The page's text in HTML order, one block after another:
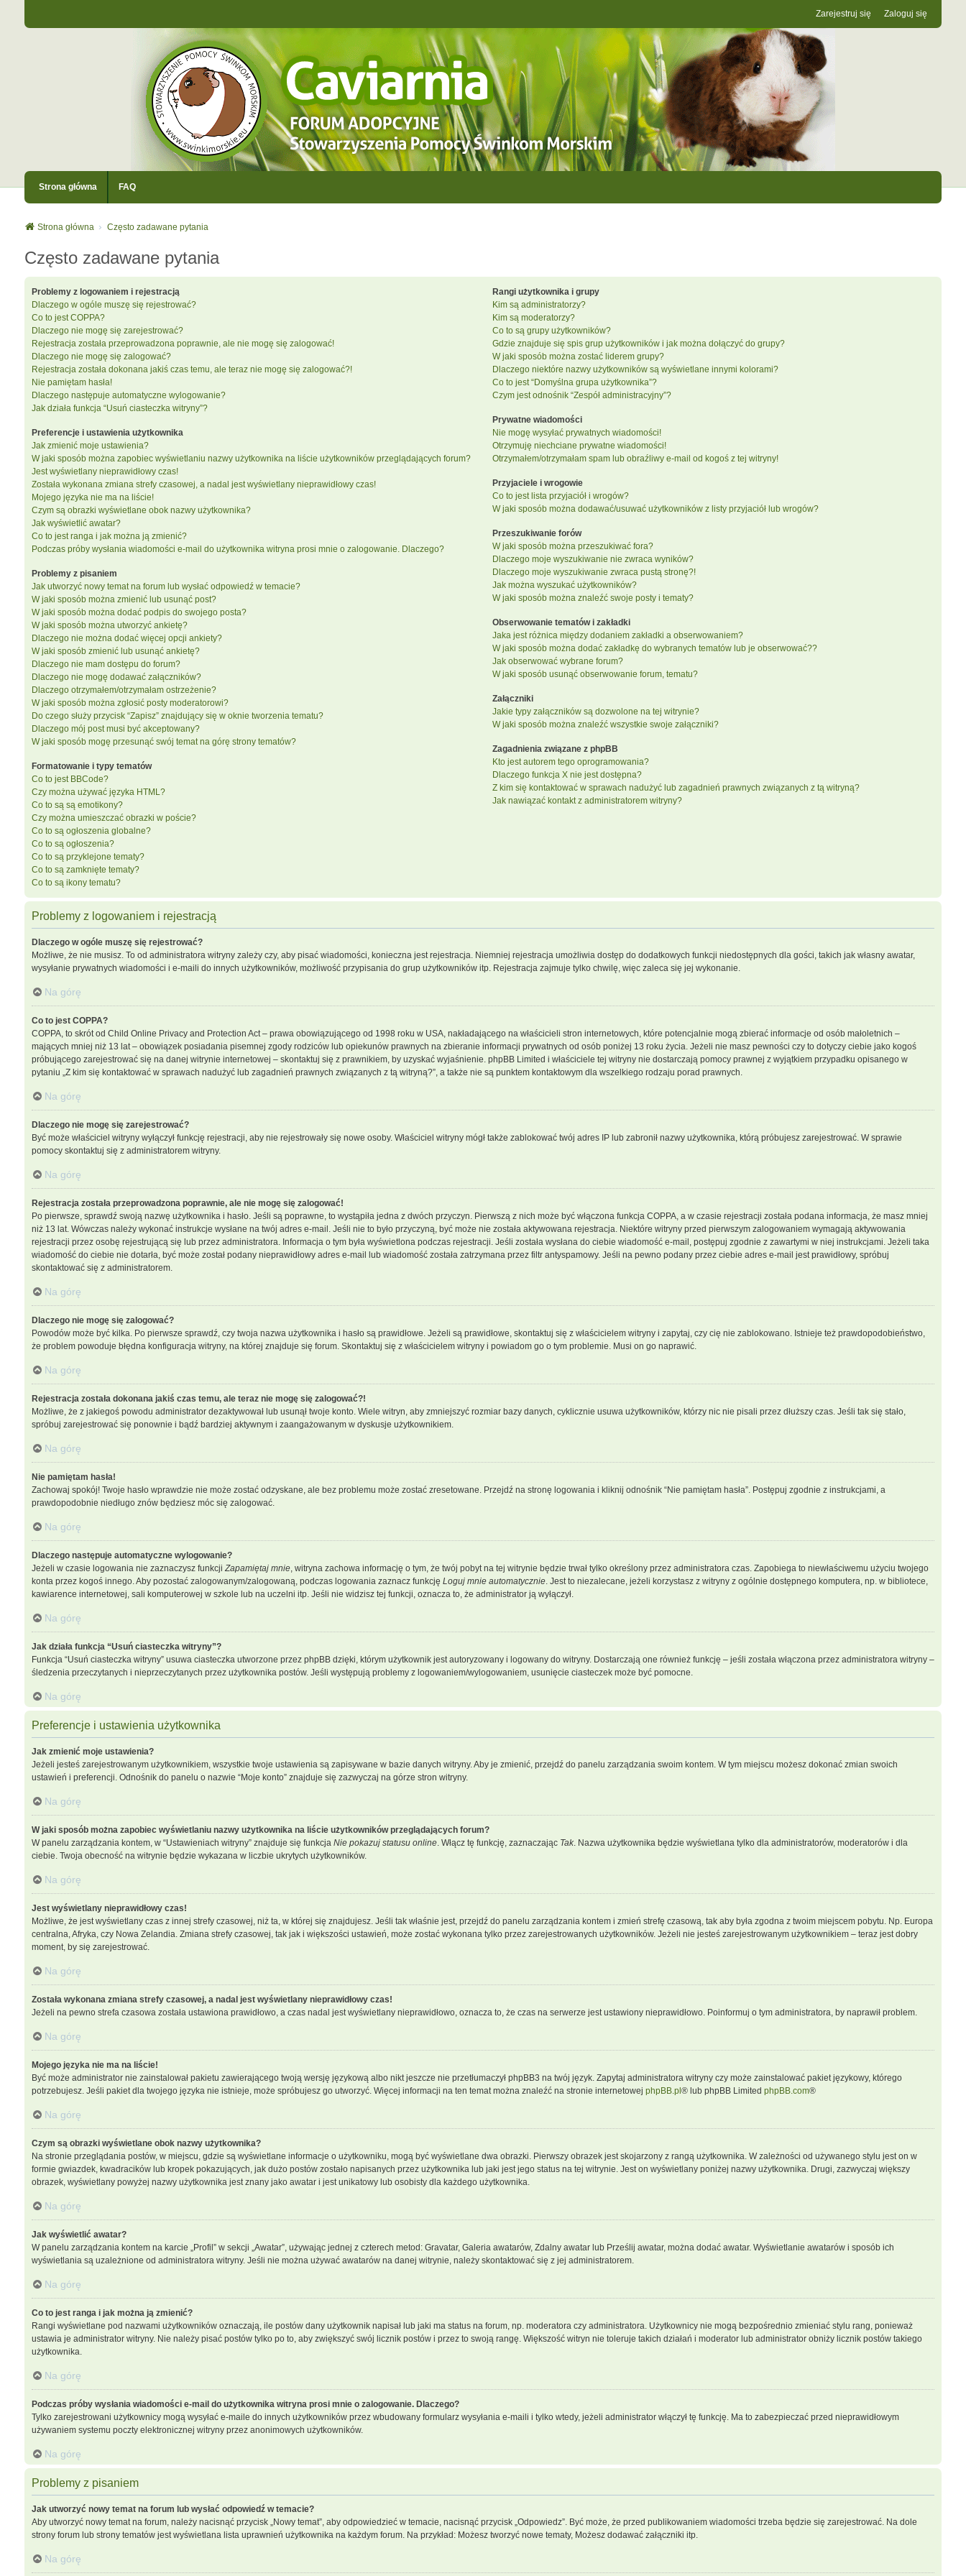
Zaloguj się
Zarejestruj się
Strona główna FAQ
Strona główna Często zadawane pytania
Często zadawane pytania
Problemy z logowaniem i rejestracją
Dlaczego w ogóle muszę się rejestrować?
Co to jest COPPA?
Dlaczego nie mogę się zarejestrować?
Rejestracja została przeprowadzona poprawnie, ale nie mogę się zalogować!
Dlaczego nie mogę się zalogować?
Rejestracja została dokonana jakiś czas temu, ale teraz nie mogę się zalogować?!
Nie pamiętam hasła!
Dlaczego następuje automatyczne wylogowanie?
Jak działa funkcja “Usuń ciasteczka witryny”?
Preferencje i ustawienia użytkownika
Jak zmienić moje ustawienia?
W jaki sposób można zapobiec wyświetlaniu nazwy użytkownika na liście użytkowników przeglądających forum?
Jest wyświetlany nieprawidłowy czas!
Została wykonana zmiana strefy czasowej, a nadal jest wyświetlany nieprawidłowy czas!
Mojego języka nie ma na liście!
Czym są obrazki wyświetlane obok nazwy użytkownika?
Jak wyświetlić awatar?
Co to jest ranga i jak można ją zmienić?
Podczas próby wysłania wiadomości e-mail do użytkownika witryna prosi mnie o zalogowanie. Dlaczego?
Problemy z pisaniem
Jak utworzyć nowy temat na forum lub wysłać odpowiedź w temacie?
W jaki sposób można zmienić lub usunąć post?
W jaki sposób można dodać podpis do swojego posta?
W jaki sposób można utworzyć ankietę?
Dlaczego nie można dodać więcej opcji ankiety?
W jaki sposób zmienić lub usunąć ankietę?
Dlaczego nie mam dostępu do forum?
Dlaczego nie mogę dodawać załączników?
Dlaczego otrzymałem/otrzymałam ostrzeżenie?
W jaki sposób można zgłosić posty moderatorowi?
Do czego służy przycisk “Zapisz” znajdujący się w oknie tworzenia tematu?
Dlaczego mój post musi być akceptowany?
W jaki sposób mogę przesunąć swój temat na górę strony tematów?
Formatowanie i typy tematów
Co to jest BBCode?
Czy można używać języka HTML?
Co to są są emotikony?
Czy można umieszczać obrazki w poście?
Co to są ogłoszenia globalne?
Co to są ogłoszenia?
Co to są przyklejone tematy?
Co to są zamknięte tematy?
Co to są ikony tematu?
Rangi użytkownika i grupy
Kim są administratorzy?
Kim są moderatorzy?
Co to są grupy użytkowników?
Gdzie znajduje się spis grup użytkowników i jak można dołączyć do grupy?
W jaki sposób można zostać liderem grupy?
Dlaczego niektóre nazwy użytkowników są wyświetlane innymi kolorami?
Co to jest “Domyślna grupa użytkownika”?
Czym jest odnośnik “Zespół administracyjny”?
Prywatne wiadomości
Nie mogę wysyłać prywatnych wiadomości!
Otrzymuję niechciane prywatne wiadomości!
Otrzymałem/otrzymałam spam lub obraźliwy e-mail od kogoś z tej witryny!
Przyjaciele i wrogowie
Co to jest lista przyjaciół i wrogów?
W jaki sposób można dodawać/usuwać użytkowników z listy przyjaciół lub wrogów?
Przeszukiwanie forów
W jaki sposób można przeszukiwać fora?
Dlaczego moje wyszukiwanie nie zwraca wyników?
Dlaczego moje wyszukiwanie zwraca pustą stronę?!
Jak można wyszukać użytkowników?
W jaki sposób można znaleźć swoje posty i tematy?
Obserwowanie tematów i zakładki
Jaka jest różnica między dodaniem zakładki a obserwowaniem?
W jaki sposób można dodać zakładkę do wybranych tematów lub je obserwować??
Jak obserwować wybrane forum?
W jaki sposób usunąć obserwowanie forum, tematu?
Załączniki
Jakie typy załączników są dozwolone na tej witrynie?
W jaki sposób można znaleźć wszystkie swoje załączniki?
Zagadnienia związane z phpBB
Kto jest autorem tego oprogramowania?
Dlaczego funkcja X nie jest dostępna?
Z kim się kontaktować w sprawach nadużyć lub zagadnień prawnych związanych z tą witryną?
Jak nawiązać kontakt z administratorem witryny?
Problemy z logowaniem i rejestracją
Dlaczego w ogóle muszę się rejestrować?
Możliwe, że nie musisz. To od administratora witryny zależy czy, aby pisać wiadomości, konieczna jest rejestracja. Niemniej rejestracja umożliwia dostęp do dodatkowych funkcji niedostępnych dla gości, takich jak własny awatar,
wysyłanie prywatnych wiadomości i e-maili do innych użytkowników, możliwość przypisania do grup użytkowników itp. Rejestracja zajmuje tylko chwilę, więc zaleca się jej wykonanie.
Na górę
Co to jest COPPA?
COPPA, to skrót od Child Online Privacy and Protection Act – prawa obowiązującego od 1998 roku w USA, nakładającego na właścicieli stron internetowych, które potencjalnie mogą zbierać informacje od osób małoletnich –
mających mniej niż 13 lat – obowiązek posiadania pisemnej zgody rodziców lub opiekunów prawnych na zbieranie informacji prywatnych od osób poniżej 13 roku życia. Jeżeli nie masz pewności czy to dotyczy ciebie jako kogoś
próbującego zarejestrować się na danej witrynie internetowej – skontaktuj się z prawnikiem, by uzyskać wyjaśnienie. phpBB Limited i właściciele tej witryny nie dostarczają pomocy prawnej z wyjątkiem przypadku opisanego w
pytaniu „Z kim się kontaktować w sprawach nadużyć lub zagadnień prawnych związanych z tą witryną?”, a także nie są punktem kontaktowym dla wszelkiego rodzaju porad prawnych.
Na górę
Dlaczego nie mogę się zarejestrować?
Być może właściciel witryny wyłączył funkcję rejestracji, aby nie rejestrowały się nowe osoby. Właściciel witryny mógł także zablokować twój adres IP lub zabronił nazwy użytkownika, którą próbujesz zarejestrować. W sprawie
pomocy skontaktuj się z administratorem witryny.
Na górę
Rejestracja została przeprowadzona poprawnie, ale nie mogę się zalogować!
Po pierwsze, sprawdź swoją nazwę użytkownika i hasło. Jeśli są poprawne, to wystąpiła jedna z dwóch przyczyn. Pierwszą z nich może być włączona funkcja COPPA, a w czasie rejestracji została podana informacja, że masz mniej
niż 13 lat. Wówczas należy wykonać instrukcje wysłane na twój adres e-mail. Jeśli nie to było przyczyną, być może nie została aktywowana rejestracja. Niektóre witryny przed pierwszym zalogowaniem wymagają aktywowania
rejestracji przez osobę rejestrującą się lub przez administratora. Informacja o tym była wyświetlona podczas rejestracji. Jeśli została wysłana do ciebie wiadomość e-mail, postępuj zgodnie z zawartymi w niej instrukcjami. Jeżeli taka
wiadomość do ciebie nie dotarła, być może został podany nieprawidłowy adres e-mail lub wiadomość została zatrzymana przez filtr antyspamowy. Jeśli na pewno podany przez ciebie adres e-mail jest prawidłowy, spróbuj
skontaktować się z administratorem.
Na górę
Dlaczego nie mogę się zalogować?
Powodów może być kilka. Po pierwsze sprawdź, czy twoja nazwa użytkownika i hasło są prawidłowe. Jeżeli są prawidłowe, skontaktuj się z właścicielem witryny i zapytaj, czy cię nie zablokowano. Istnieje też prawdopodobieństwo,
że problem powoduje błędna konfiguracja witryny, na której znajduje się forum. Skontaktuj się z właścicielem witryny i powiadom go o tym problemie. Musi on go naprawić.
Na górę
Rejestracja została dokonana jakiś czas temu, ale teraz nie mogę się zalogować?!
Możliwe, że z jakiegoś powodu administrator dezaktywował lub usunął twoje konto. Wiele witryn, aby zmniejszyć rozmiar bazy danych, cyklicznie usuwa użytkowników, którzy nic nie pisali przez dłuższy czas. Jeśli tak się stało,
spróbuj zarejestrować się ponownie i bądź bardziej aktywnym i zaangażowanym w dyskusje użytkownikiem.
Na górę
Nie pamiętam hasła!
Zachowaj spokój! Twoje hasło wprawdzie nie może zostać odzyskane, ale bez problemu może zostać zresetowane. Przejdź na stronę logowania i kliknij odnośnik “Nie pamiętam hasła”. Postępuj zgodnie z instrukcjami, a
prawdopodobnie niedługo znów będziesz móc się zalogować.
Na górę
Dlaczego następuje automatyczne wylogowanie?
Jeżeli w czasie logowania nie zaznaczysz funkcjiZapamiętaj mnie, witryna zachowa informację o tym, że twój pobyt na tej witrynie będzie trwał tylko określony przez administratora czas. Zapobiega to niewłaściwemu użyciu twojego
konta przez kogoś innego. Aby pozostać zalogowanym/zalogowaną, podczas logowania zaznacz funkcję Loguj mnie automatycznie. Jest to niezalecane, jeżeli korzystasz z witryny z ogólnie dostępnego komputera, np. w bibliotece,
kawiarence internetowej, sali komputerowej w szkole lub na uczelni itp. Jeśli nie widzisz tej funkcji, oznacza to, że administrator ją wyłączył.
Na górę
Jak działa funkcja “Usuń ciasteczka witryny”?
Funkcja “Usuń ciasteczka witryny” usuwa ciasteczka utworzone przez phpBB dzięki, którym użytkownik jest autoryzowany i logowany do witryny. Dostarczają one również funkcję – jeśli została włączona przez administratora witryny –
śledzenia przeczytanych i nieprzeczytanych przez użytkownika postów. Jeśli występują problemy z logowaniem/wylogowaniem, usunięcie ciasteczek może być pomocne.
Na górę
Preferencje i ustawienia użytkownika
Jak zmienić moje ustawienia?
Jeżeli jesteś zarejestrowanym użytkownikiem, wszystkie twoje ustawienia są zapisywane w bazie danych witryny. Aby je zmienić, przejdź do panelu zarządzania swoim kontem. W tym miejscu możesz dokonać zmian swoich
ustawień i preferencji. Odnośnik do panelu o nazwie “Moje konto” znajduje się zazwyczaj na górze stron witryny.
Na górę
W jaki sposób można zapobiec wyświetlaniu nazwy użytkownika na liście użytkowników przeglądających forum?
W panelu zarządzania kontem, w “Ustawieniach witryny” znajduje się funkcja Nie pokazuj statusu online. Włącz tę funkcję, zaznaczając Tak. Nazwa użytkownika będzie wyświetlana tylko dla administratorów, moderatorów i dla
ciebie. Twoja obecność na witrynie będzie wykazana w liczbie ukrytych użytkowników.
Na górę
Jest wyświetlany nieprawidłowy czas!
Możliwe, że jest wyświetlany czas z innej strefy czasowej, niż ta, w której się znajdujesz. Jeśli tak właśnie jest, przejdź do panelu zarządzania kontem i zmień strefę czasową, tak aby była zgodna z twoim miejscem pobytu. Np. Europa
centralna, Afryka, czy Nowa Zelandia. Zmiana strefy czasowej, tak jak i większości ustawień, może zostać wykonana tylko przez zarejestrowanych użytkowników. Jeżeli nie jesteś zarejestrowanym użytkownikiem – teraz jest dobry
moment, by się zarejestrować.
Na górę
Została wykonana zmiana strefy czasowej, a nadal jest wyświetlany nieprawidłowy czas!
Jeżeli na pewno strefa czasowa została ustawiona prawidłowo, a czas nadal jest wyświetlany nieprawidłowo, oznacza to, że czas na serwerze jest ustawiony nieprawidłowo. Poinformuj o tym administratora, by naprawił problem.
Na górę
Mojego języka nie ma na liście!
Być może administrator nie zainstalował pakietu zawierającego twoją wersję językową albo nikt jeszcze nie przetłumaczył phpBB3 na twój język. Zapytaj administratora witryny czy może zainstalować pakiet językowy, którego
potrzebujesz. Jeśli pakiet dla twojego języka nie istnieje, może spróbujesz go utworzyć. Więcej informacji na ten temat można znaleźć na stronie internetowej phpBB.pl ® lub phpBB Limited phpBB.com®
Na górę
Czym są obrazki wyświetlane obok nazwy użytkownika?
Na stronie przeglądania postów, w miejscu, gdzie są wyświetlane informacje o użytkowniku, mogą być wyświetlane dwa obrazki. Pierwszy obrazek jest skojarzony z rangą użytkownika. W zależności od używanego stylu jest on w
formie gwiazdek, kwadracików lub kropek pokazujących, jak dużo postów zostało napisanych przez użytkownika lub jaki jest jego status na tej witrynie. Jest on wyświetlany poniżej nazwy użytkownika. Drugi, zazwyczaj większy
obrazek, wyświetlany powyżej nazwy użytkownika jest znany jako awatar i jest unikatowy lub osobisty dla każdego użytkownika.
Na górę
Jak wyświetlić awatar?
W panelu zarządzania kontem na karcie „Profil” w sekcji „Awatar”, używając jednej z czterech metod: Gravatar, Galeria awatarów, Zdalny awatar lub Prześlij awatar, można dodać awatar. Wyświetlanie awatarów i sposób ich
wyświetlania są uzależnione od administratora witryny. Jeśli nie można używać awatarów na danej witrynie, należy skontaktować się z jej administratorem.
Na górę
Co to jest ranga i jak można ją zmienić?
Rangi wyświetlane pod nazwami użytkowników oznaczają, ile postów dany użytkownik napisał lub jaki ma status na forum, np. moderatora czy administratora. Użytkownicy nie mogą bezpośrednio zmieniać stylu rang, ponieważ
ustawia je administrator witryny. Nie należy pisać postów tylko po to, aby zwiększyć swój licznik postów i przez to swoją rangę. Większość witryn nie toleruje takich działań i moderator lub administrator obniży licznik postów takiego
użytkownika.
Na górę
Podczas próby wysłania wiadomości e-mail do użytkownika witryna prosi mnie o zalogowanie. Dlaczego?
Tylko zarejestrowani użytkownicy mogą wysyłać e-maile do innych użytkowników przez wbudowany formularz wysyłania e-maili i tylko wtedy, jeżeli administrator włączył tę funkcję. Ma to zabezpieczać przed nieprawidłowym
używaniem systemu poczty elektronicznej witryny przez anonimowych użytkowników.
Na górę
Problemy z pisaniem
Jak utworzyć nowy temat na forum lub wysłać odpowiedź w temacie?
Aby utworzyć nowy temat na forum, należy nacisnąć przycisk „Nowy temat”, aby odpowiedzieć w temacie, nacisnąć przycisk „Odpowiedz”. Być może, że przed publikowaniem wiadomości trzeba będzie się zarejestrować. Na dole
strony forum lub strony tematów jest wyświetlana lista uprawnień użytkownika na każdym forum. Na przykład: Możesz tworzyć nowe tematy, Możesz dodawać załączniki itp.
Na górę